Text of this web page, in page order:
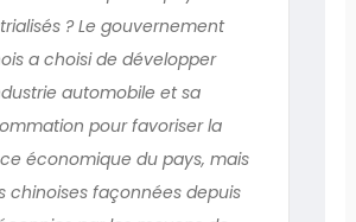
? Le gouvernement
a choisi de développer
automobile et sa
pour favoriser la
économique du pays, mais
chinoises façonnées depuis